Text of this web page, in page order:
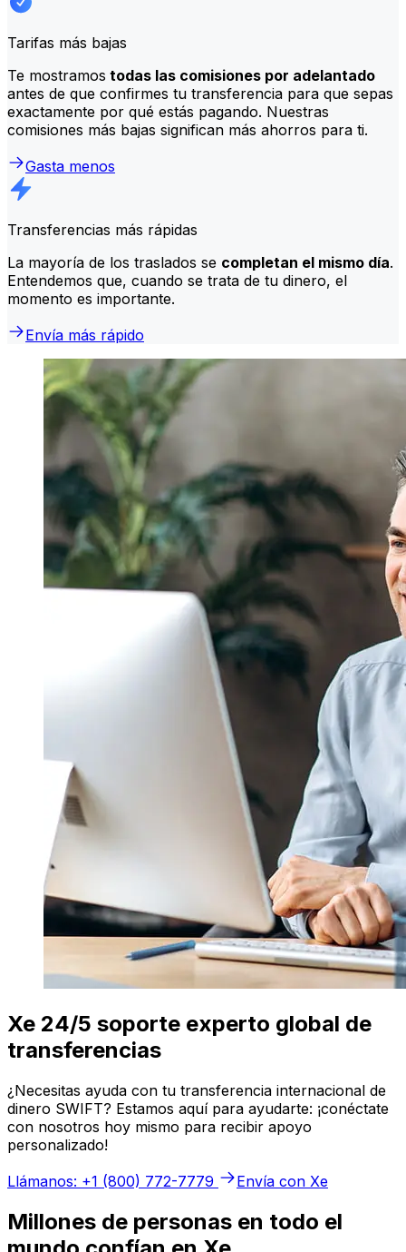
Tarifas más bajas
Te mostramos todas las comisiones por adelantado
antes de que confirmes tu transferencia para que sepas
exactamente por qué estás pagando. Nuestras
comisiones más bajas significan más ahorros para ti.
Gasta menos
Transferencias más rápidas
La mayoría de los traslados se completan el mismo día.
Entendemos que, cuando se trata de tu dinero, el
momento es importante.
Envía más rápido
Xe 24/5 soporte experto global de
transferencias
¿Necesitas ayuda con tu transferencia internacional de
dinero SWIFT? Estamos aquí para ayudarte: ¡conéctate
con nosotros hoy mismo para recibir apoyo
personalizado!
Llámanos: +1 (800) 772-7779
Envía con Xe
Millones de personas en todo el